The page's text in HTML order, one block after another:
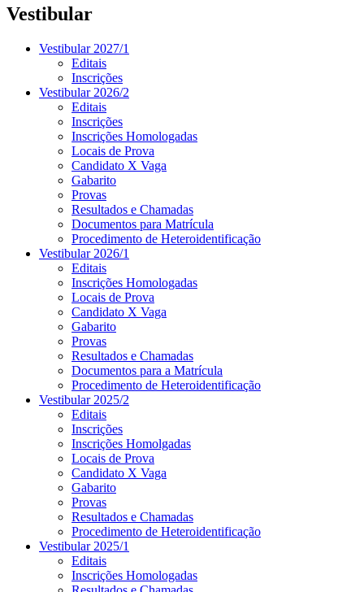
Vestibular
Vestibular 2027/1
Editais
Inscrições
Vestibular 2026/2
Editais
Inscrições
Inscrições Homologadas
Locais de Prova
Candidato X Vaga
Gabarito
Provas
Resultados e Chamadas
Documentos para Matrícula
Procedimento de Heteroidentificação
Vestibular 2026/1
Editais
Inscrições Homologadas
Locais de Prova
Candidato X Vaga
Gabarito
Provas
Resultados e Chamadas
Documentos para a Matrícula
Procedimento de Heteroidentificação
Vestibular 2025/2
Editais
Inscrições
Inscrições Homolgadas
Locais de Prova
Candidato X Vaga
Gabarito
Provas
Resultados e Chamadas
Procedimento de Heteroidentificação
Vestibular 2025/1
Editais
Inscrições Homologadas